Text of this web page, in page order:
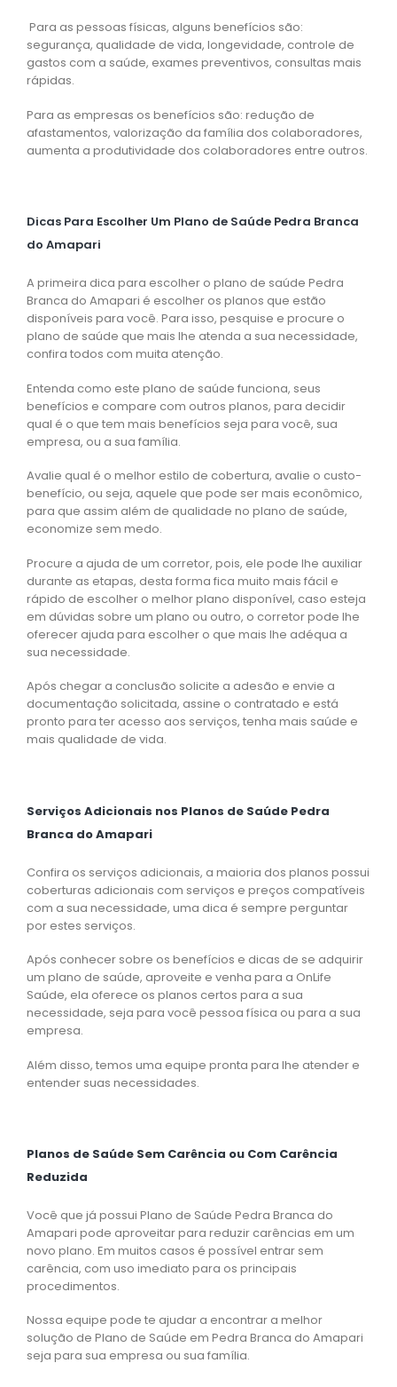
Para as pessoas físicas, alguns benefícios são:
segurança, qualidade de vida, longevidade, controle de
gastos com a saúde, exames preventivos, consultas mais
rápidas.
Para as empresas os benefícios são: redução de
afastamentos, valorização da família dos colaboradores,
aumenta a produtividade dos colaboradores entre outros.
Dicas Para Escolher Um Plano de Saúde Pedra Branca
do Amapari
A primeira dica para escolher o plano de saúde Pedra
Branca do Amapari é escolher os planos que estão
disponíveis para você. Para isso, pesquise e procure o
plano de saúde que mais lhe atenda a sua necessidade,
confira todos com muita atenção.
Entenda como este plano de saúde funciona, seus
benefícios e compare com outros planos, para decidir
qual é o que tem mais benefícios seja para você, sua
empresa, ou a sua família.
Avalie qual é o melhor estilo de cobertura, avalie o custo-
benefício, ou seja, aquele que pode ser mais econômico,
para que assim além de qualidade no plano de saúde,
economize sem medo.
Procure a ajuda de um corretor, pois, ele pode lhe auxiliar
durante as etapas, desta forma fica muito mais fácil e
rápido de escolher o melhor plano disponível, caso esteja
em dúvidas sobre um plano ou outro, o corretor pode lhe
oferecer ajuda para escolher o que mais lhe adéqua a
sua necessidade.
Após chegar a conclusão solicite a adesão e envie a
documentação solicitada, assine o contratado e está
pronto para ter acesso aos serviços, tenha mais saúde e
mais qualidade de vida.
Serviços Adicionais nos Planos de Saúde Pedra
Branca do Amapari
Confira os serviços adicionais, a maioria dos planos possui
coberturas adicionais com serviços e preços compatíveis
com a sua necessidade, uma dica é sempre perguntar
por estes serviços.
Após conhecer sobre os benefícios e dicas de se adquirir
um plano de saúde, aproveite e venha para a OnLife
Saúde, ela oferece os planos certos para a sua
necessidade, seja para você pessoa física ou para a sua
empresa.
Além disso, temos uma equipe pronta para lhe atender e
entender suas necessidades.
Planos de Saúde Sem Carência ou Com Carência
Reduzida
Você que já possui Plano de Saúde Pedra Branca do
Amapari pode aproveitar para reduzir carências em um
novo plano. Em muitos casos é possível entrar sem
carência, com uso imediato para os principais
procedimentos.
Nossa equipe pode te ajudar a encontrar a melhor
solução de Plano de Saúde em Pedra Branca do Amapari
seja para sua empresa ou sua família.